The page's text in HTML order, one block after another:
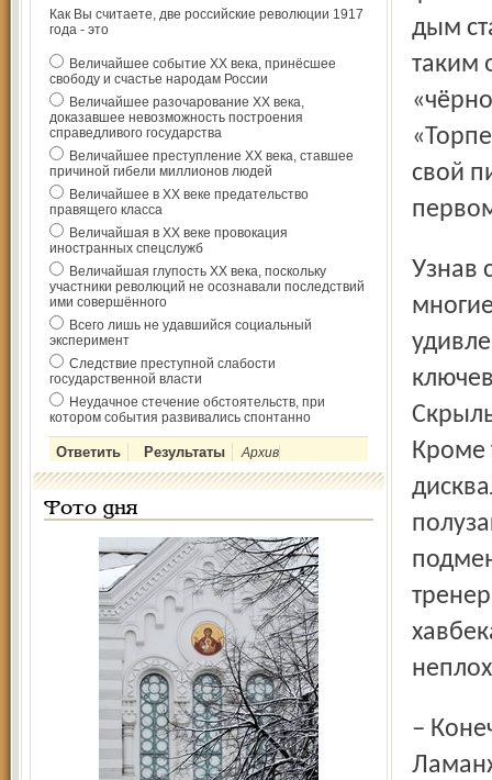
Как Вы считаете, две российские революции 1917
года - это
Величайшее событие ХХ века, принёсшее
свободу и счастье народам России
Величайшее разочарование ХХ века,
доказавшее невозможность построения
справедливого государства
Величайшее преступление ХХ века, ставшее
причиной гибели миллионов людей
Величайшее в ХХ веке предательство
правящего класса
Величайшая в ХХ веке провокация
иностранных спецслужб
Величайшая глупость ХХ века, поскольку
участники революций не осознавали последствий
ими совершённого
Всего лишь не удавшийся социальный
эксперимент
Следствие преступной слабости
государственной власти
Неудачное стечение обстоятельств, при
котором события развивались спонтанно
Архив
Фото дня
дым
таким
свой
Узнав стартовый состав «Шинника» на матч с «Торпедо»,
Кроме
– Конечно, в опорной зоне нам не хватало Гриднева, но